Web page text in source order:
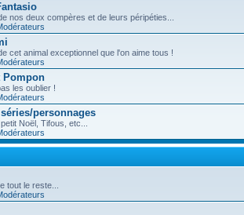
nos deux compères et de leurs péripéties...
cet animal exceptionnel que l'on aime tous !
Pompon
les oublier !
personnages
Noël, Tifous, etc...
tout le reste...